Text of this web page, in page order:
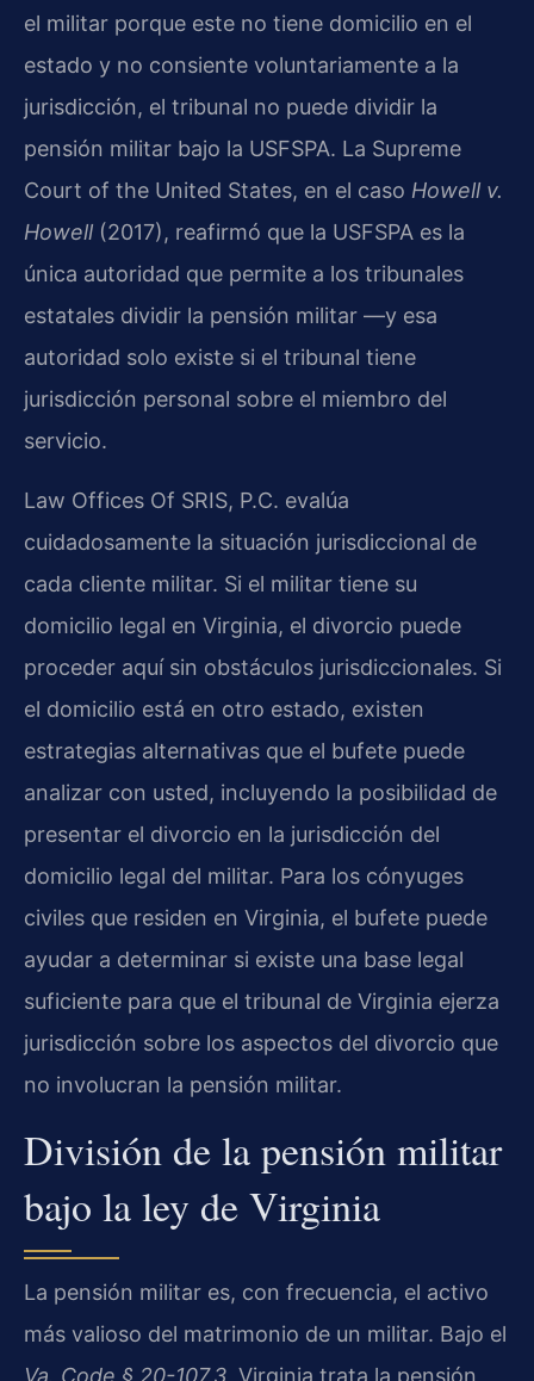
el militar porque este no tiene domicilio en el
estado y no consiente voluntariamente a la
jurisdicción, el tribunal no puede dividir la
pensión militar bajo la USFSPA. La Supreme
Court of the United States, en el caso Howell v.
Howell (2017), reafirmó que la USFSPA es la
única autoridad que permite a los tribunales
estatales dividir la pensión militar —y esa
autoridad solo existe si el tribunal tiene
jurisdicción personal sobre el miembro del
servicio.
Law Offices Of SRIS, P.C. evalúa
cuidadosamente la situación jurisdiccional de
cada cliente militar. Si el militar tiene su
domicilio legal en Virginia, el divorcio puede
proceder aquí sin obstáculos jurisdiccionales. Si
el domicilio está en otro estado, existen
estrategias alternativas que el bufete puede
analizar con usted, incluyendo la posibilidad de
presentar el divorcio en la jurisdicción del
domicilio legal del militar. Para los cónyuges
civiles que residen en Virginia, el bufete puede
ayudar a determinar si existe una base legal
suficiente para que el tribunal de Virginia ejerza
jurisdicción sobre los aspectos del divorcio que
no involucran la pensión militar.
División de la pensión militar
bajo la ley de Virginia
La pensión militar es, con frecuencia, el activo
más valioso del matrimonio de un militar. Bajo el
Va. Code § 20-107.3 , Virginia trata la pensión